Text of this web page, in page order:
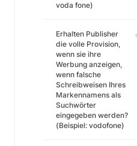
voda fone)
Erhalten Publisher
die volle Provision,
wenn sie ihre
Werbung anzeigen,
wenn falsche
Schreibweisen Ihres
Markennamens als
Suchwörter
eingegeben werden?
(Beispiel: vodofone)